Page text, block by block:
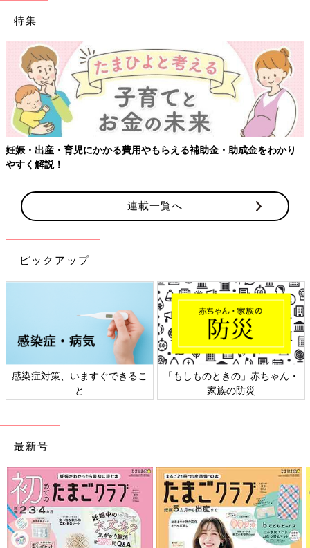
特集
妊娠・出産・育児にかかる費用やもらえる補助金・助成金をわかり
やすく解説！
連載一覧へ
ピックアップ
感染症対策、いますぐできるこ
と
「もしものときの」赤ちゃん・
家族の防災
最新号